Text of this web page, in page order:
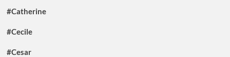
#Catherine
#Cecile
#Cesar